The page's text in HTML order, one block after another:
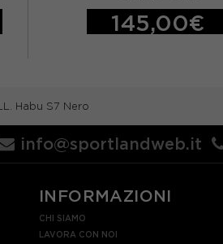
145,00€
Habu S7 Nero
info@sportlandweb.it
INFORMAZIONI
CHI SIAMO
LAVORA CON NOI